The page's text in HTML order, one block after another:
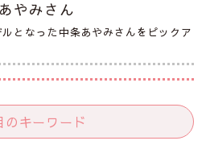
やみさん
となった中条あやみさんをピックア
のキーワード